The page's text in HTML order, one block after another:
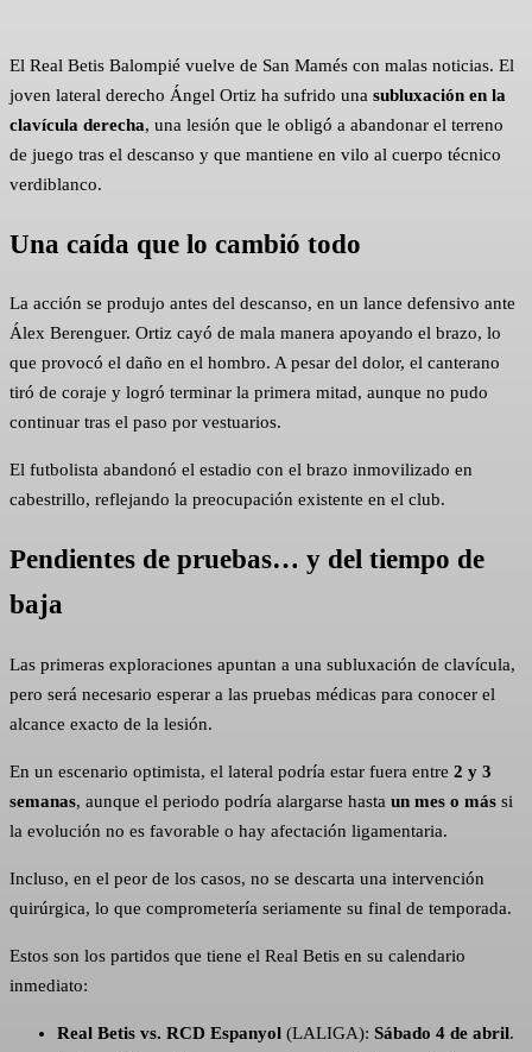
El Real Betis Balompié vuelve de San Mamés con malas noticias. El
joven lateral derecho Ángel Ortiz ha sufrido una subluxación en la
clavícula derecha, una lesión que le obligó a abandonar el terreno
de juego tras el descanso y que mantiene en vilo al cuerpo técnico
verdiblanco.
Una caída que lo cambió todo
La acción se produjo antes del descanso, en un lance defensivo ante
Álex Berenguer. Ortiz cayó de mala manera apoyando el brazo, lo
que provocó el daño en el hombro. A pesar del dolor, el canterano
tiró de coraje y logró terminar la primera mitad, aunque no pudo
continuar tras el paso por vestuarios.
El futbolista abandonó el estadio con el brazo inmovilizado en
cabestrillo, reflejando la preocupación existente en el club.
Pendientes de pruebas… y del tiempo de
baja
Las primeras exploraciones apuntan a una subluxación de clavícula,
pero será necesario esperar a las pruebas médicas para conocer el
alcance exacto de la lesión.
En un escenario optimista, el lateral podría estar fuera entre 2 y 3
semanas, aunque el periodo podría alargarse hasta un mes o más si
la evolución no es favorable o hay afectación ligamentaria.
Incluso, en el peor de los casos, no se descarta una intervención
quirúrgica, lo que comprometería seriamente su final de temporada.
Estos son los partidos que tiene el Real Betis en su calendario
inmediato:
Real Betis vs. RCD Espanyol (LALIGA): Sábado 4 de abril.